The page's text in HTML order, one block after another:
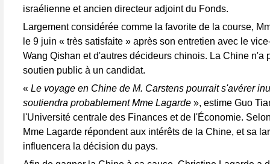
israélienne et ancien directeur adjoint du Fonds.
Largement considérée comme la favorite de la course,
le 9 juin « très satisfaite » après son entretien avec le
Wang Qishan et d'autres décideurs chinois. La Chine n'a
soutien public à un candidat.
« Le voyage en Chine de M. Carstens pourrait s'avérer
soutiendra probablement Mme Lagarde », estime Guo
l'Université centrale des Finances et de l'Économie.
Mme Lagarde répondent aux intérêts de la Chine, et sa
influencera la décision du pays.